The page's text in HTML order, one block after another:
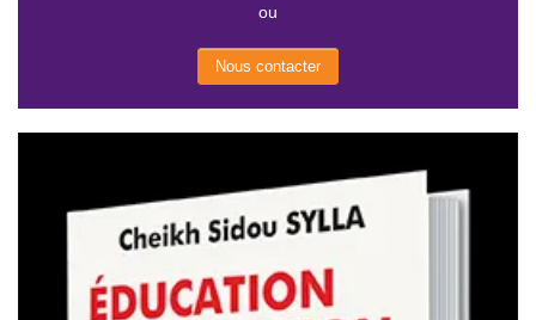
ou
Nous contacter